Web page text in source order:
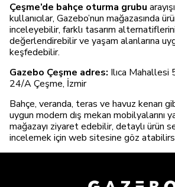
Çeşme’de bahçe oturma grubu
kullanıcılar, Gazebo’nun mağazasında
inceleyebilir, farklı tasarım
değerlendirebilir ve yaşam alanlarına
keşfedebilir.
Gazebo Çeşme adres: Ilıca Mahallesi
24/A Çeşme, İzmir
Bahçe, veranda, teras ve havuz kenarı
uygun modern dış mekan mobilyalarını
mağazayı ziyaret edebilir, detaylı ürün
incelemek için web sitesine göz